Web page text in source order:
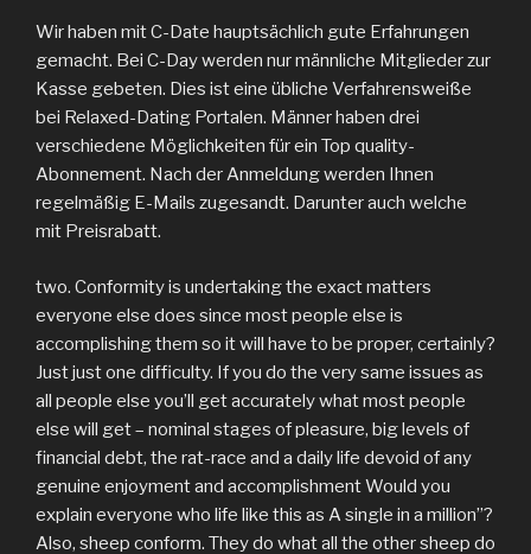
Wir haben mit C-Date hauptsächlich gute Erfahrungen
gemacht. Bei C-Day werden nur männliche Mitglieder zur
Kasse gebeten. Dies ist eine übliche Verfahrensweiße
bei Relaxed-Dating Portalen. Männer haben drei
verschiedene Möglichkeiten für ein Top quality-
Abonnement. Nach der Anmeldung werden Ihnen
regelmäßig E-Mails zugesandt. Darunter auch welche
mit Preisrabatt.
two. Conformity is undertaking the exact matters
everyone else does since most people else is
accomplishing them so it will have to be proper, certainly?
Just just one difficulty. If you do the very same issues as
all people else you’ll get accurately what most people
else will get – nominal stages of pleasure, big levels of
financial debt, the rat-race and a daily life devoid of any
genuine enjoyment and accomplishment Would you
explain everyone who life like this as A single in a million”?
Also, sheep conform. They do what all the other sheep do